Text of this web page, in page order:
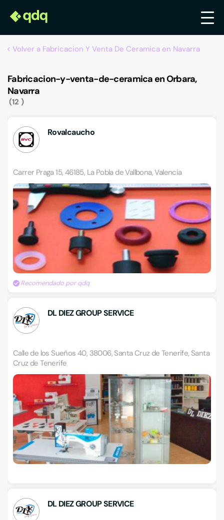
Volver a Fabricacion Y Venta De Ceramica en Navarra
Fabricacion-y-venta-de-ceramica en Orbara,
Navarra
12
Rovalcaucho
Carrer Praga 15, 46185, La Pobla de Vallbona, Valencia
Recomendado por qdq
DL DIEZ GROUP SERVICE
Calle de los Sueños 40, 38006, Santa Cruz de Tenerife, Santa
Cruz de Tenerife
DL DIEZ GROUP SERVICE